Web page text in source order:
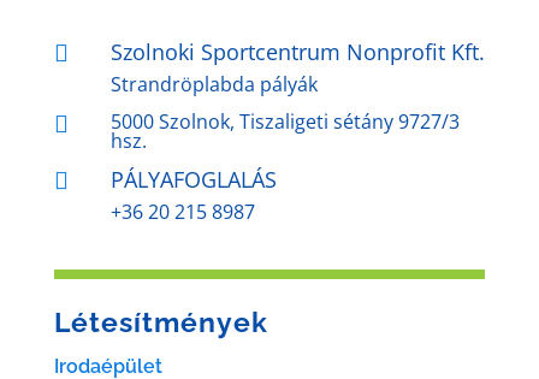
 Szolnoki Sportcentrum Nonprofit Kft.
Strandröplabda pályák

5000 Szolnok, Tiszaligeti sétány 9727/3
hsz.

PÁLYAFOGLALÁS
+36 20 215 8987
Létesítmények
Irodaépület